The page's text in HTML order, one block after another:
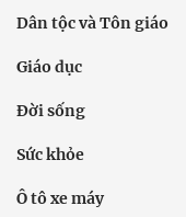
Dân tộc và Tôn giáo
Giáo dục
Đời sống
Sức khỏe
Ô tô xe máy